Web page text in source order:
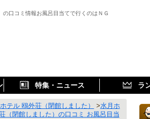
口コミ情報お風呂目当てで行くのはＮＧ
特集・ニュース ラ
テル 鴎外荘（閉館しました） >水月ホ
（閉館しました）の口コミ お風呂目当